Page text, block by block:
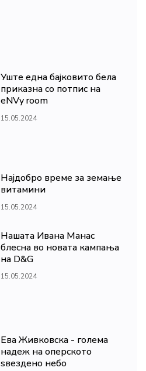
Уште една бајковито бела
приказна со потпис на
eNVy room
15.05.2024
Најдобро време за земање
витамини
15.05.2024
Нашата Ивана Манас
блесна во новата кампања
на D&G
15.05.2024
Ева Живковска - голема
надеж на оперското
ѕвездено небо